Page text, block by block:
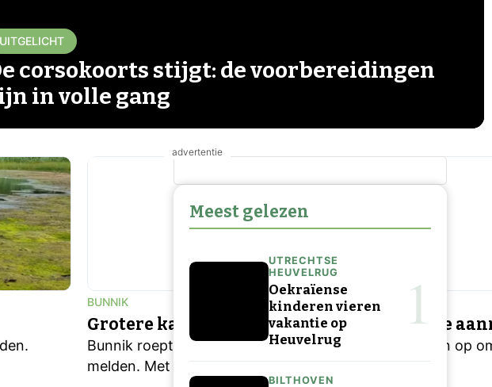
UITGELICHT
corsokoorts stijgt: de voorbereidingen
in volle gang
BUNNIK
Grotere kans aansluiting electra bij vroege
Bunnik roept inwoners en bedrijven met bouwplannen op
melden. Met zo’n tijdige melding
Meest gelezen
UTRECHTSE
HEUVELRUG
Oekraïense
kinderen vieren
vakantie op
Heuvelrug
1
BILTHOVEN